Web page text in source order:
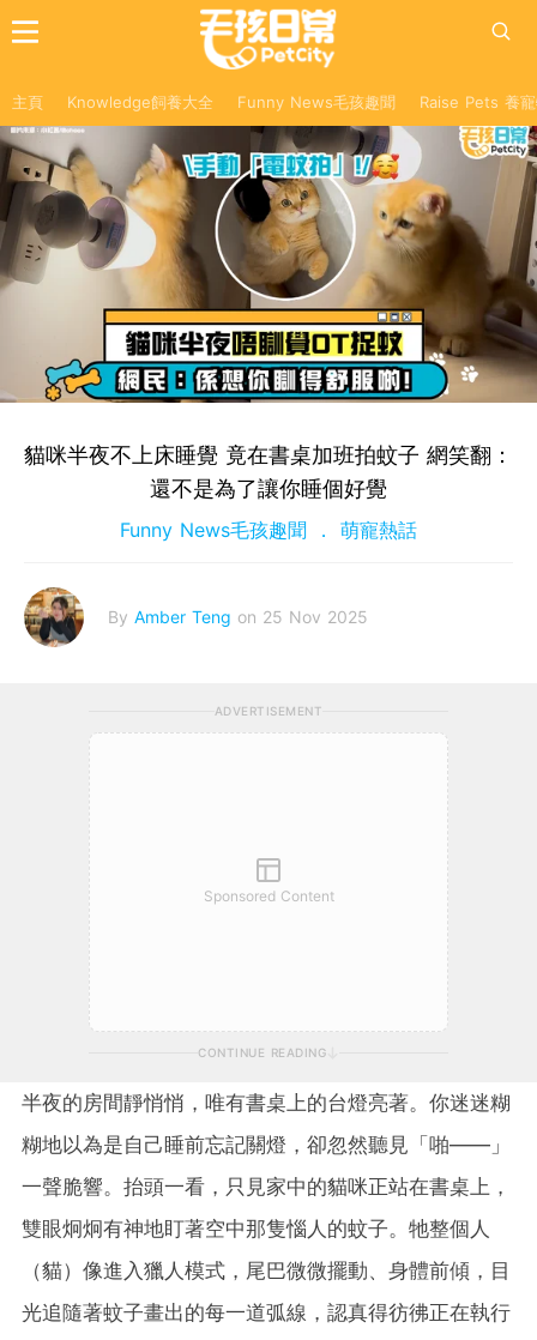
主頁 Knowledge飼養大全 Funny News毛孩趣聞 Raise Pets 養
貓咪半夜不上床睡覺 竟在書桌加班拍蚊子 網笑翻：
還不是為了讓你睡個好覺
Funny News毛孩趣聞 萌寵熱話
By Amber Teng on 25 Nov 2025
ADVERTISEMENT
Sponsored Content
CONTINUE READING
半夜的房間靜悄悄，唯有書桌上的台燈亮著。你迷迷糊
糊地以為是自己睡前忘記關燈，卻忽然聽見「啪——」
一聲脆響。抬頭一看，只見家中的貓咪正站在書桌上，
雙眼炯炯有神地盯著空中那隻惱人的蚊子。牠整個人
（貓）像進入獵人模式，尾巴微微擺動、身體前傾，目
光追隨著蚊子畫出的每一道弧線，認真得彷彿正在執行